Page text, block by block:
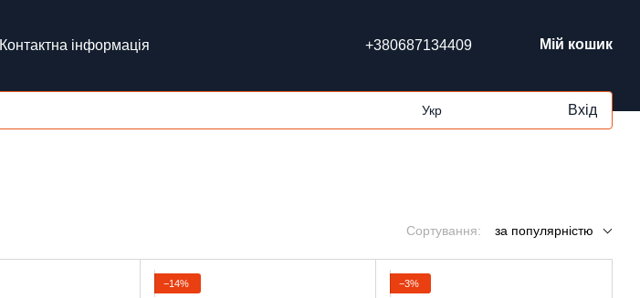
Контактна інформація
+380687134409 Мій кошик
Укр Вхід
Сортування: за популярністю
−14% −3%